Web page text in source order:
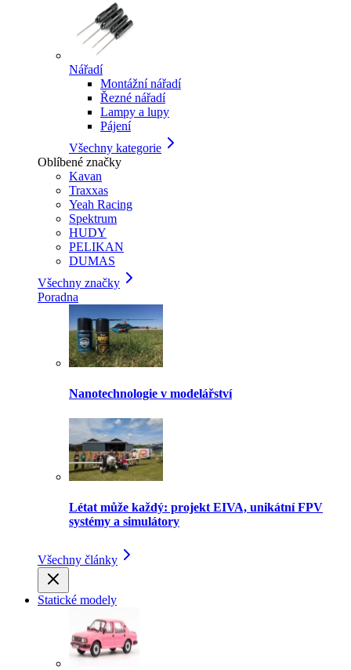
Nářadí
Montážní nářadí
Řezné nářadí
Lampy a lupy
Pájení
Všechny kategorie
Oblíbené značky
Kavan
Traxxas
Yeah Racing
Spektrum
HUDY
PELIKAN
DUMAS
Všechny značky
Poradna
Nanotechnologie v modelářství
Létat může každý: projekt EIVA, unikátní FPV
systémy a simulátory
Všechny články
Statické modely